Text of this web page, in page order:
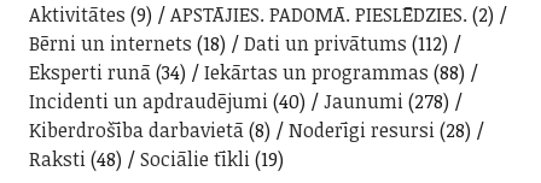
Aktivitātes (9) APSTĀJIES. PADOMĀ. PIESLĒDZIES. (2)
Bērni un internets (18) Dati un privātums (112)
Eksperti runā(34) Iekārtas un programmas (88)
Incidenti un apdraudējumi(40) Jaunumi(278)
Kiberdrošība darbavietā(8) Noderīgi resursi(28)
Raksti(48) Sociālie tīkli(19)